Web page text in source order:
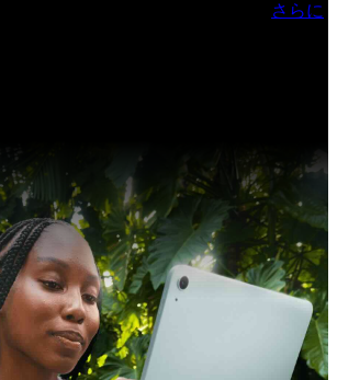
さらに